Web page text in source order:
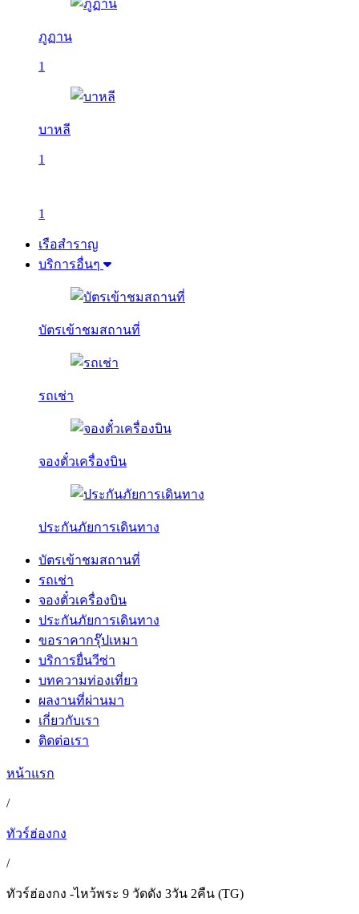
ภูฏาน
1
บาหลี
1
1
เรือสำราญ
บริการอื่นๆ
บัตรเข้าชมสถานที่
รถเช่า
จองตั๋วเครื่องบิน
ประกันภัยการเดินทาง
บัตรเข้าชมสถานที่
รถเช่า
จองตั๋วเครื่องบิน
ประกันภัยการเดินทาง
ขอราคากรุ๊ปเหมา
บริการยื่นวีซ่า
บทความท่องเที่ยว
ผลงานที่ผ่านมา
เกี่ยวกับเรา
ติดต่อเรา
หน้าแรก
/
ทัวร์ฮ่องกง
/
ทัวร์ฮ่องกง -ไหว้พระ 9 วัดดัง 3วัน 2คืน (TG)